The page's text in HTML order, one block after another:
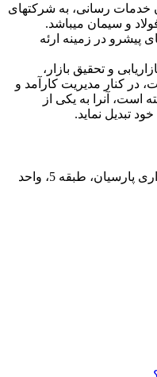
خدمات رسانی، به شرکتهای
و سیمان میباشد.
پیشرو در زمینه ارئه
و تحقیق بازار،
در کنار مدیریت کارآمد و
است، آنرا به یکی از
تبدیل نماید.
اصفهان، خیابان چهارباغ بالا، مجتمع اداری پارسیان، طبقه 5، واحد